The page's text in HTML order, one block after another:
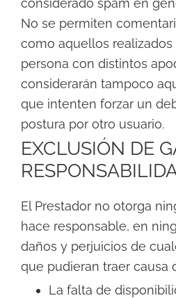
considerado spam en
No se permiten
como aquellos
persona con distintos
considerarán tampoco
que intenten forzar un
postura por otro usuario.
EXCLUSIÓN DE
El Prestador no otorga
hace responsable, en
daños y perjuicios de
que pudieran traer causa
La falta de